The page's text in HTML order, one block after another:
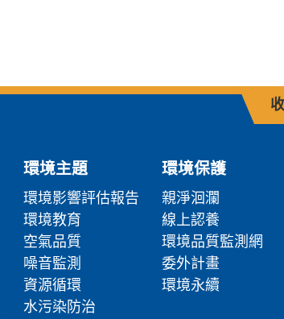
環境主題
環境影響評估報告
環境教育
空氣品質
噪音監測
資源循環
水污染防治
環境保護
親淨洄瀾
線上認養
環境品質監測網
委外計畫
環境永續